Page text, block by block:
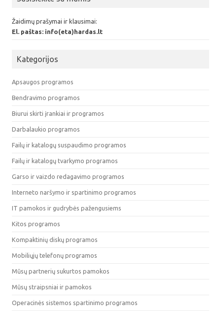
Žaidimų prašymai ir klausimai:
El. paštas: info(eta)hardas.lt
Kategorijos
Apsaugos programos
Bendravimo programos
Biurui skirti įrankiai ir programos
Darbalaukio programos
Failų ir katalogų suspaudimo programos
Failų ir katalogų tvarkymo programos
Garso ir vaizdo redagavimo programos
Interneto naršymo ir spartinimo programos
IT pamokos ir gudrybės pažengusiems
Kitos programos
Kompaktinių diskų programos
Mobiliųjų telefonų programos
Mūsų partnerių sukurtos pamokos
Mūsų straipsniai ir pamokos
Operacinės sistemos spartinimo programos